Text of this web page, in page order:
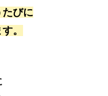
びに
。